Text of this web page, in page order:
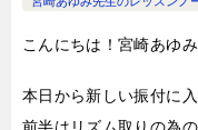
こんにちは！宮崎あゆ
本日から新しい振付に
前半はリズム取りの為の